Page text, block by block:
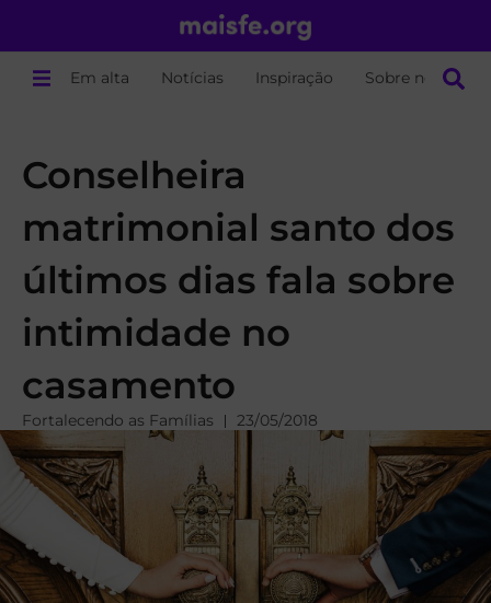
Em alta Notícias Inspiração Sobre nós
Conselheira
matrimonial santo dos
últimos dias fala sobre
intimidade no
casamento
Fortalecendo as Famílias 23/05/2018